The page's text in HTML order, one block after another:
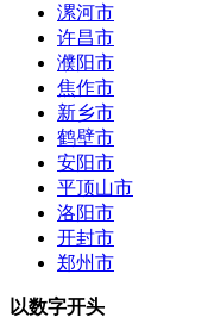
漯河市
许昌市
濮阳市
焦作市
新乡市
鹤壁市
安阳市
平顶山市
洛阳市
开封市
郑州市
以数字开头